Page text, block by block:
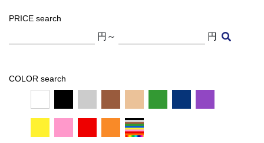
PRICE search
円～ 円
COLOR search